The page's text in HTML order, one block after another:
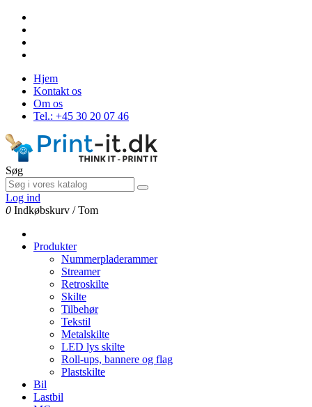
Hjem
Kontakt os
Om os
Tel.: +45 30 20 07 46
Søg
Log ind
0 Indkøbskurv /Tom
Produkter
Nummerpladerammer
Streamer
Retroskilte
Skilte
Tilbehør
Tekstil
Metalskilte
LED lys skilte
Roll-ups, bannere og flag
Plastskilte
Bil
Lastbil